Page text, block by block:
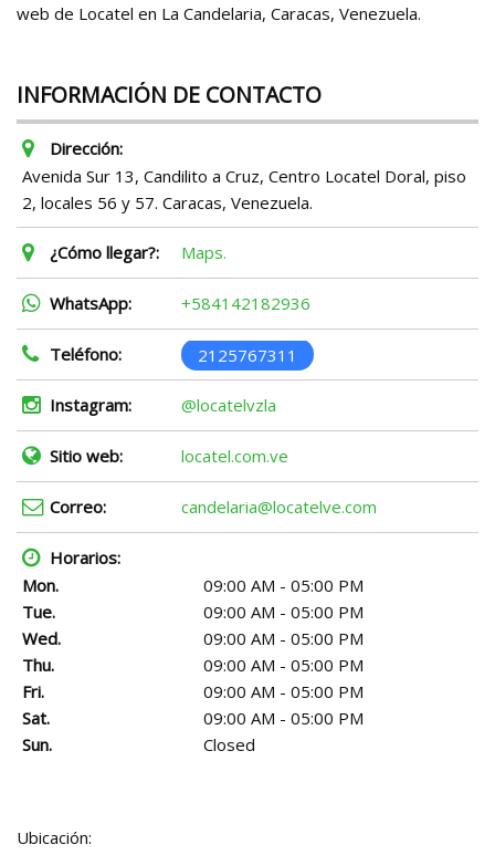
web de Locatel en La Candelaria, Caracas, Venezuela.
INFORMACIÓN DE CONTACTO
Dirección:
Avenida Sur 13, Candilito a Cruz, Centro Locatel Doral, piso
2, locales 56 y 57. Caracas, Venezuela.
¿Cómo llegar?: Maps.
WhatsApp: +584142182936
Teléfono: 2125767311
Instagram: @locatelvzla
Sitio web: locatel.com.ve
Correo: candelaria@locatelve.com
Horarios:
Mon.
09:00 AM - 05:00 PM
Tue.
09:00 AM - 05:00 PM
Wed.
09:00 AM - 05:00 PM
Thu.
09:00 AM - 05:00 PM
Fri.
09:00 AM - 05:00 PM
Sat.
09:00 AM - 05:00 PM
Sun.
Closed
Ubicación: